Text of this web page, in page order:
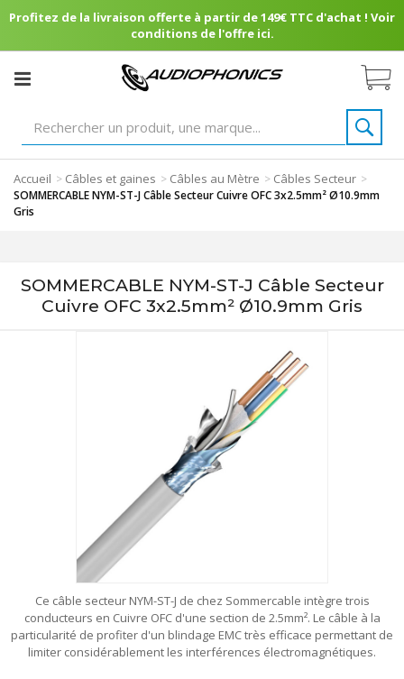
Profitez de la livraison offerte à partir de 149€ TTC d'achat ! Voir
conditions de l'offre ici.
Accueil > Câbles et gaines > Câbles au Mètre > Câbles Secteur >
SOMMERCABLE NYM-ST-J Câble Secteur Cuivre OFC 3x2.5mm² Ø10.9mm
Gris
SOMMERCABLE NYM-ST-J Câble Secteur
Cuivre OFC 3x2.5mm² Ø10.9mm Gris
Ce câble secteur NYM-ST-J de chez Sommercable intègre trois
conducteurs en Cuivre OFC d'une section de 2.5mm². Le câble à la
particularité de profiter d'un blindage EMC très efficace permettant de
limiter considérablement les interférences électromagnétiques.